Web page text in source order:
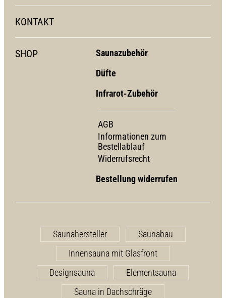
KONTAKT
SHOP
Saunazubehör
Düfte
Infrarot-Zubehör
AGB
Informationen zum
Bestellablauf
Widerrufsrecht
Bestellung widerrufen
Saunahersteller
Saunabau
Innensauna mit Glasfront
Designsauna
Elementsauna
Sauna in Dachschräge